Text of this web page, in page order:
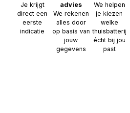
Je krijgt
direct een
eerste
indicatie
advies
We rekenen
alles door
op basis van
jouw
gegevens
We helpen
je kiezen
welke
thuisbatterij
écht bij jou
past